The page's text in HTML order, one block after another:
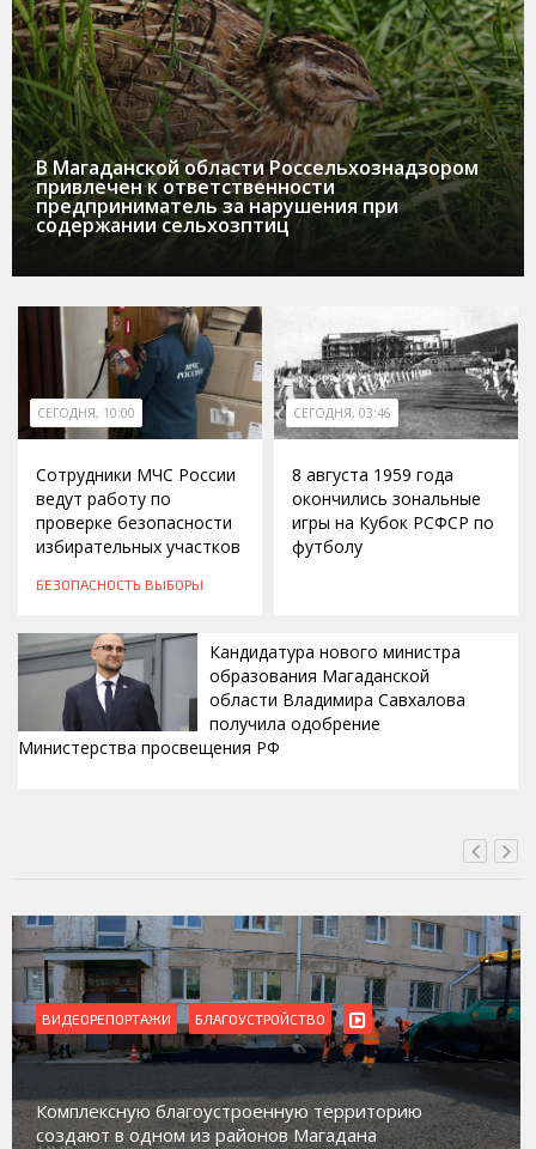
В Магаданской области Россельхознадзором
привлечен к ответственности
предприниматель за нарушения при
содержании сельхозптиц
СЕГОДНЯ, 10:00
Сотрудники МЧС России
ведут работу по
проверке безопасности
избирательных участков
БЕЗОПАСНОСТЬ ВЫБОРЫ
СЕГОДНЯ, 03:46
8 августа 1959 года
окончились зональные
игры на Кубок РСФСР по
футболу
Кандидатура нового министра
образования Магаданской
области Владимира Савхалова
получила одобрение
Министерства просвещения РФ
ВИДЕОРЕПОРТАЖИ БЛАГОУСТРОЙСТВО
Комплексную благоустроенную территорию
создают в одном из районов Магадана